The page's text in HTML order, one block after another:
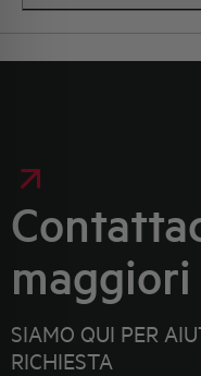
SIAMO QUI PER
RICHIESTA